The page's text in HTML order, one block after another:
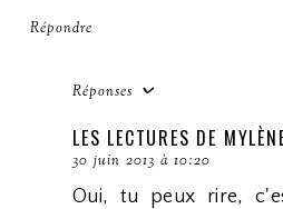
Répondre
Réponses
LES LECTURES DE
30 juin 2013 à 10:20
Oui, tu peux rire,